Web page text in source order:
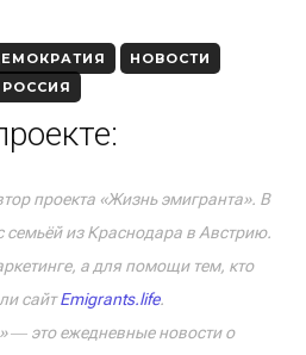
НОВОСТИ
РОССИЯ
проекта «Жизнь эмигранта». В
семьёй из Краснодара в Австрию.
а для помощи тем, кто
сайтEmigrants.life.
― это ежедневные новости о